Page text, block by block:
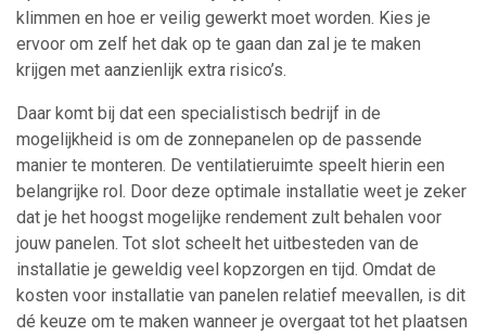
klimmen en hoe er veilig gewerkt moet worden. Kies je
ervoor om zelf het dak op te gaan dan zal je te maken
krijgen met aanzienlijk extra risico’s.
Daar komt bij dat een specialistisch bedrijf in de
mogelijkheid is om de zonnepanelen op de passende
manier te monteren. De ventilatieruimte speelt hierin een
belangrijke rol. Door deze optimale installatie weet je zeker
dat je het hoogst mogelijke rendement zult behalen voor
jouw panelen. Tot slot scheelt het uitbesteden van de
installatie je geweldig veel kopzorgen en tijd. Omdat de
kosten voor installatie van panelen relatief meevallen, is dit
dé keuze om te maken wanneer je overgaat tot het plaatsen